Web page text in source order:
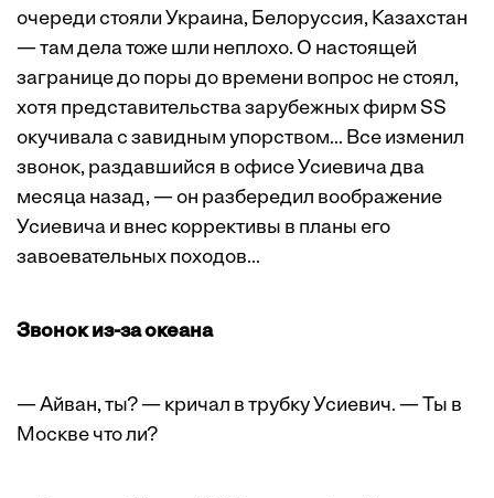
очереди стояли Украина, Белоруссия, Казахстан
— там дела тоже шли неплохо. О настоящей
загранице до поры до времени вопрос не стоял,
хотя представительства зарубежных фирм SS
окучивала с завидным упорством... Все изменил
звонок, раздавшийся в офисе Усиевича два
месяца назад, — он разбередил воображение
Усиевича и внес коррективы в планы его
завоевательных походов...
Звонок из-за океана
— Айван, ты? — кричал в трубку Усиевич. — Ты в
Москве что ли?